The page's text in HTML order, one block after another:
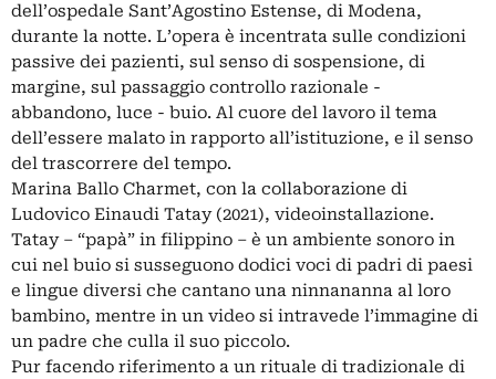
dell’ospedale Sant’Agostino Estense, di Modena,
durante la notte. L’opera è incentrata sulle condizioni
passive dei pazienti, sul senso di sospensione, di
margine, sul passaggio controllo razionale -
abbandono, luce - buio. Al cuore del lavoro il tema
dell’essere malato in rapporto all’istituzione, e il senso
del trascorrere del tempo.
Marina Ballo Charmet, con la collaborazione di
Ludovico Einaudi Tatay (2021), videoinstallazione.
Tatay – “papà” in filippino – è un ambiente sonoro in
cui nel buio si susseguono dodici voci di padri di paesi
e lingue diversi che cantano una ninnananna al loro
bambino, mentre in un video si intravede l’immagine di
un padre che culla il suo piccolo.
Pur facendo riferimento a un rituale di tradizionale di